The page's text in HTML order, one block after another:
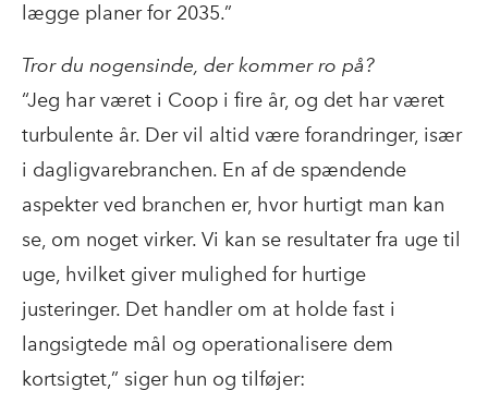
lægge planer for 2035.”
Tror du nogensinde, der kommer ro på?
“Jeg har været i Coop i fire år, og det har været
turbulente år. Der vil altid være forandringer, især
i dagligvarebranchen. En af de spændende
aspekter ved branchen er, hvor hurtigt man kan
se, om noget virker. Vi kan se resultater fra uge til
uge, hvilket giver mulighed for hurtige
justeringer. Det handler om at holde fast i
langsigtede mål og operationalisere dem
kortsigtet,” siger hun og tilføjer: